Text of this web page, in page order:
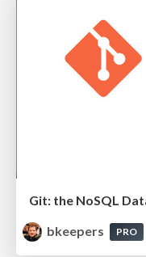
Git: the NoSQL
bkeepers
PRO